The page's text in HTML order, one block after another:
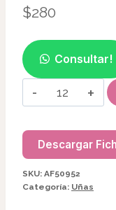
$280
Consultar!
STICKERS
AL
AF50952
cantidad
Descargar
SKU: AF50952
Categoría: Uñas